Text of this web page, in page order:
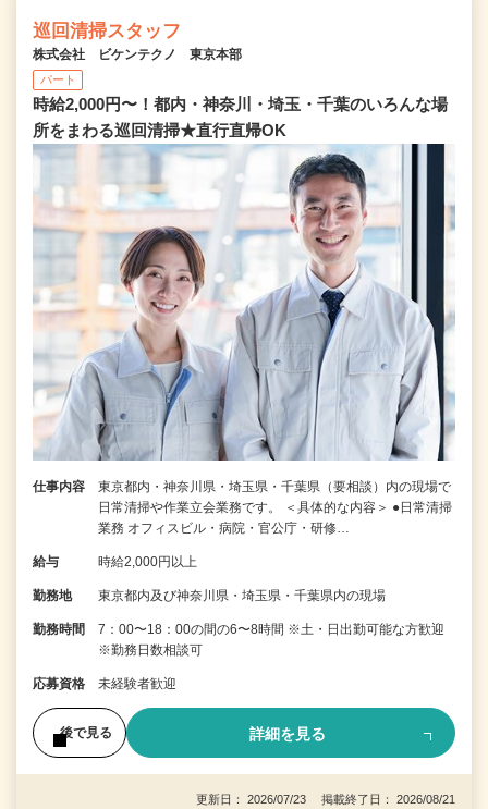
巡回清掃スタッフ
株式会社 ビケンテクノ 東京本部
パート
時給2,000円〜！都内・神奈川・埼玉・千葉のいろんな場
所をまわる巡回清掃★直行直帰OK
仕事内容
東京都内・神奈川県・埼玉県・千葉県（要相談）内の現場で
日常清掃や作業立会業務です。 ＜具体的な内容＞ ●日常清掃
業務 オフィスビル・病院・官公庁・研修…
給与 時給2,000円以上
勤務地 東京都内及び神奈川県・埼玉県・千葉県内の現場
勤務時間
7：00〜18：00の間の6〜8時間 ※土・日出勤可能な方歓迎
※勤務日数相談可
応募資格 未経験者歓迎
後で見る 詳細を見る
更新日： 2026/07/23 掲載終了日： 2026/08/21